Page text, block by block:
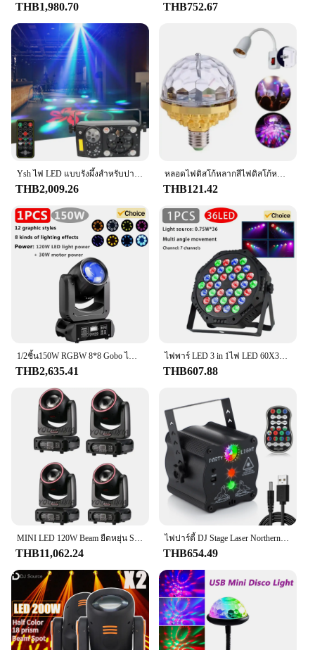
THB1,980.70 THB752.67
Ysh ไฟ LED แบบรังผึ้งสำหรับปาร์ตี้ไฟโปรเจคเตอร์ RGB Bola DISCO วันหยุดและวันหยุดที่ใช้ได้สำหรับบ้าน KTV ปาร์ตี้คาราโอเกะเจ้าสาว
THB2,009.26
หลอดไฟดิสโก้หลากสีไฟดิสโก้หมุนได้พร้อมช่องเสียบไฟ LED RGB สำหรับเวทีไฟสำหรับบ้านห้องเต้นรำปาร์ตี้2แพ็ก
THB121.42
1/2ชิ้น150W RGBW 8*8 Gobo ไฟเวที DJ ไฟดิสโก้12ช่องมืออาชีพไฟงานแต่งงานผู้ชมไฟรอบ
THB2,635.41
ไฟพาร์ LED 3 in 1ไฟ LED 60X3W สีเต็มรูปแบบสำหรับเต้นรำคลับดิสโก้โชว์ไฟ DMX512เวทีแบนไฟปาร์ตี้
THB607.88
MINI LED 120W Beam ยืดหยุ่น Strip Moving Head Light Lyre DMX512 STAGE Light Stroboscope สําหรับความบันเทิงภายในบ้านโปรไฟล์
THB11,062.24
ไฟปาร์ตี้ DJ Stage Laser Northern Projector RGB เสียงเปิดใช้งาน Disco Strobe Lighting พร้อมรีโมทคอนโทรลสําหรับวันเกิดในร่ม
THB654.49